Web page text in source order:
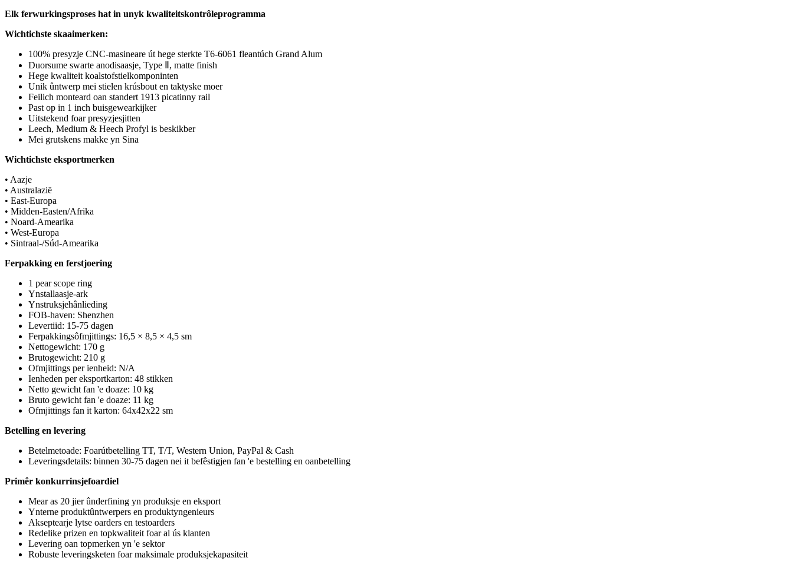
Elk ferwurkingsproses hat in unyk kwaliteitskontrôleprogramma
Wichtichste skaaimerken:
100% presyzje CNC-masineare út hege sterkte T6-6061 fleantúch Grand Alum
Duorsume swarte anodisaasje, Type Ⅱ, matte finish
Hege kwaliteit koalstofstielkomponinten
Unik ûntwerp mei stielen krúsbout en taktyske moer
Feilich monteard oan standert 1913 picatinny rail
Past op in 1 inch buisgewearkijker
Uitstekend foar presyzjesjitten
Leech, Medium & Heech Profyl is beskikber
Mei grutskens makke yn Sina
Wichtichste eksportmerken
• Aazje
• Australazië
• East-Europa
• Midden-Easten/Afrika
• Noard-Amearika
• West-Europa
• Sintraal-/Súd-Amearika
Ferpakking en ferstjoering
1 pear scope ring
Ynstallaasje-ark
Ynstruksjehânlieding
FOB-haven: Shenzhen
Levertiid: 15-75 dagen
Ferpakkingsôfmjittings: 16,5 × 8,5 × 4,5 sm
Nettogewicht: 170 g
Brutogewicht: 210 g
Ofmjittings per ienheid: N/A
Ienheden per eksportkarton: 48 stikken
Netto gewicht fan 'e doaze: 10 kg
Bruto gewicht fan 'e doaze: 11 kg
Ofmjittings fan it karton: 64x42x22 sm
Betelling en levering
Betelmetoade: Foarútbetelling TT, T/T, Western Union, PayPal & Cash
Leveringsdetails: binnen 30-75 dagen nei it befêstigjen fan 'e bestelling en oanbetelling
Primêr konkurrinsjefoardiel
Mear as 20 jier ûnderfining yn produksje en eksport
Ynterne produktûntwerpers en produktyngenieurs
Akseptearje lytse oarders en testoarders
Redelike prizen en topkwaliteit foar al ús klanten
Levering oan topmerken yn 'e sektor
Robuste leveringsketen foar maksimale produksjekapasiteit